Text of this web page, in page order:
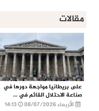
مقالات
على بريطانيا مواجهة دورها في
صناعة الاحتلال القائم في ...
الأربعاء 08/07/2026